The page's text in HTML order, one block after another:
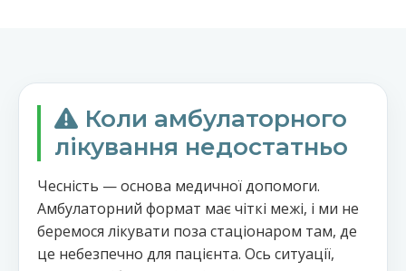
Коли амбулаторного
лікування недостатньо
Чесність — основа медичної допомоги.
Амбулаторний формат має чіткі межі, і ми не
беремося лікувати поза стаціонаром там, де
це небезпечно для пацієнта. Ось ситуації,